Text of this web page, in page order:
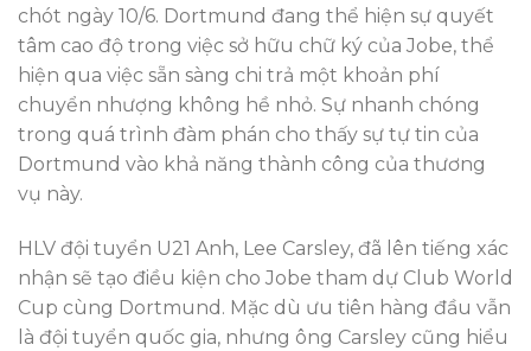
chót ngày 10/6. Dortmund đang thể hiện sự quyết
tâm cao độ trong việc sở hữu chữ ký của Jobe, thể
hiện qua việc sẵn sàng chi trả một khoản phí
chuyển nhượng không hề nhỏ. Sự nhanh chóng
trong quá trình đàm phán cho thấy sự tự tin của
Dortmund vào khả năng thành công của thương
vụ này.
HLV đội tuyển U21 Anh, Lee Carsley, đã lên tiếng xác
nhận sẽ tạo điều kiện cho Jobe tham dự Club World
Cup cùng Dortmund. Mặc dù ưu tiên hàng đầu vẫn
là đội tuyển quốc gia, nhưng ông Carsley cũng hiểu